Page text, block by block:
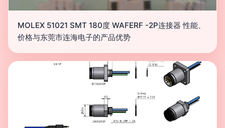
MOLEX 51021 SMT 180度 WAFERF -2P连接器 性能、
价格与东莞市连海电子的产品优势